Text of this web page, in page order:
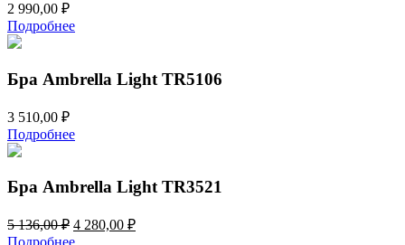
2 990,00 ₽
Подробнее
Бра Ambrella Light TR5106
3 510,00 ₽
Подробнее
Бра Ambrella Light TR3521
5 136,00₽ Первоначальная
цена
4 280,00 ₽Текущая